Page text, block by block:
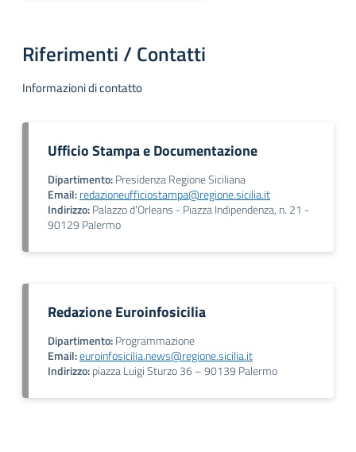
Riferimenti / Contatti
Informazioni di contatto
Ufficio Stampa e Documentazione
Dipartimento:Presidenza Regione Siciliana
Email:redazioneufficiostampa@regione.sicilia.it
Indirizzo:Palazzo d'Orleans - Piazza Indipendenza, n. 21 -
90129 Palermo
Redazione Euroinfosicilia
Dipartimento:Programmazione
Email:euroinfosicilia.news@regione.sicilia.it
Indirizzo:piazza Luigi Sturzo 36 – 90139 Palermo